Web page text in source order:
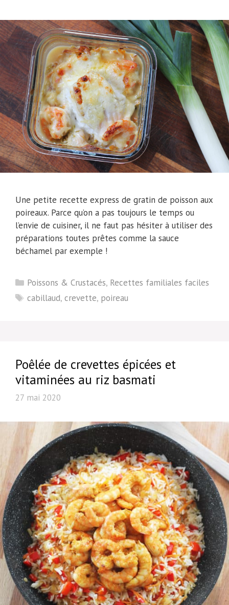
Une petite recette express de gratin de poisson aux
poireaux. Parce qu’on a pas toujours le temps ou
l’envie de cuisiner, il ne faut pas hésiter à utiliser des
préparations toutes prêtes comme la sauce
béchamel par exemple !
Catégories
Poissons & Crustacés, Recettes familiales faciles
Étiquettes
cabillaud,crevette, poireau
Poêlée de crevettes épicées et
vitaminées au riz basmati
27 mai 2020